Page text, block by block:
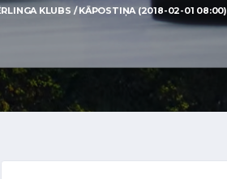
KLUBS / KĀPOSTIŅA (2018-02-01 08:00)